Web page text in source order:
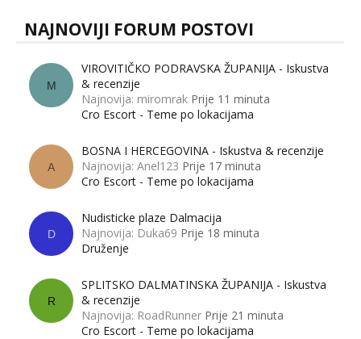
NAJNOVIJI FORUM POSTOVI
M
VIROVITIČKO PODRAVSKA ŽUPANIJA - Iskustva
& recenzije
Najnovija: miromrak Prije 11 minuta
Cro Escort - Teme po lokacijama
A
BOSNA I HERCEGOVINA - Iskustva & recenzije
Najnovija: Anel123 Prije 17 minuta
Cro Escort - Teme po lokacijama
D
Nudisticke plaze Dalmacija
Najnovija: Duka69 Prije 18 minuta
Druženje
R
SPLITSKO DALMATINSKA ŽUPANIJA - Iskustva
& recenzije
Najnovija: RoadRunner Prije 21 minuta
Cro Escort - Teme po lokacijama